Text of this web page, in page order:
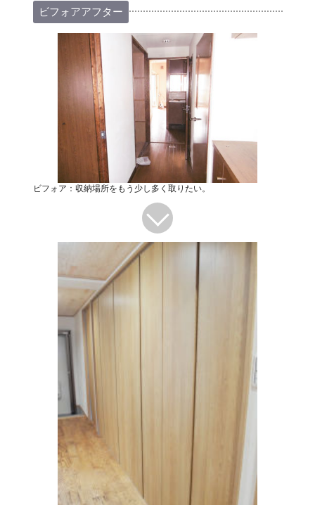
ビフォアアフター
ビフォア：収納場所をもう少し多く取りたい。